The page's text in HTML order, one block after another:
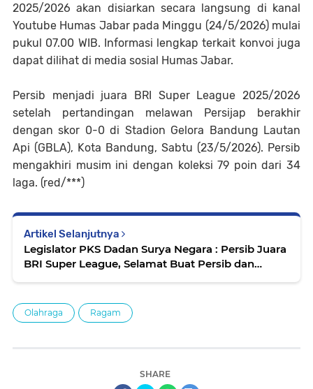
2025/2026 akan disiarkan secara langsung di kanal
Youtube Humas Jabar pada Minggu (24/5/2026) mulai
pukul 07.00 WIB. Informasi lengkap terkait konvoi juga
dapat dilihat di media sosial Humas Jabar.
Persib menjadi juara BRI Super League 2025/2026
setelah pertandingan melawan Persijap berakhir
dengan skor 0-0 di Stadion Gelora Bandung Lautan
Api (GBLA), Kota Bandung, Sabtu (23/5/2026). Persib
mengakhiri musim ini dengan koleksi 79 poin dari 34
laga. (red/***)
Artikel Selanjutnya
Legislator PKS Dadan Surya Negara : Persib Juara
BRI Super League, Selamat Buat Persib dan
Olahraga Ragam
SHARE